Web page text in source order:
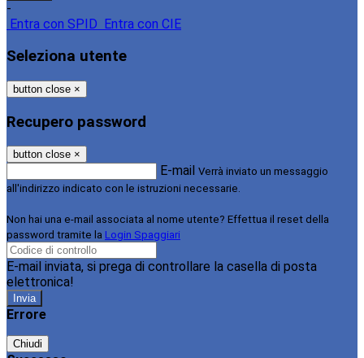
-
Entra con SPID
Entra con CIE
Seleziona utente
button close ×
Recupero password
button close ×
E-mail Verrà inviato un messaggio
all'indirizzo indicato con le istruzioni necessarie.
Non hai una e-mail associata al nome utente? Effettua il reset della
password tramite la Login Spaggiari
E-mail inviata, si prega di controllare la casella di posta
elettronica!
Errore
Chiudi